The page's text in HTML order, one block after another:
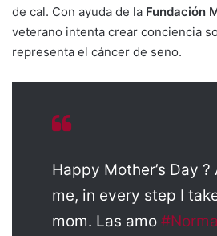
de cal. Con ayuda de la Fundación
veterano intenta crear conciencia
representa el cáncer de seno.
Happy Mother’s Day
me, in every step I
mom. Las amo #Norma